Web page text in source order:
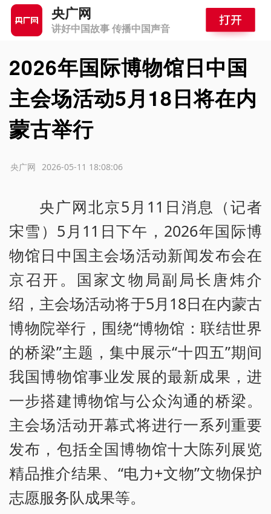
央广网
讲好中国故事 传播中国声音
2026年国际博物馆日中国
主会场活动5月18日将在内
蒙古举行
2026-05-11 18:08:06
央广网
央广网北京5月11日消息（记者
宋雪）5月11日下午，2026年国际博
物馆日中国主会场活动新闻发布会在
京召开。国家文物局副局长唐炜介
绍，主会场活动将于5月18日在内蒙古
博物院举行，围绕“博物馆：联结世界
的桥梁”主题，集中展示“十四五”期间
我国博物馆事业发展的最新成果，进
一步搭建博物馆与公众沟通的桥梁。
主会场活动开幕式将进行一系列重要
发布，包括全国博物馆十大陈列展览
精品推介结果、“电力+文物”文物保护
志愿服务队成果等。